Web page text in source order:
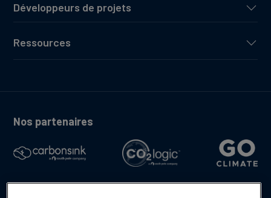
Développeurs de projets
Ressources
Nos partenaires